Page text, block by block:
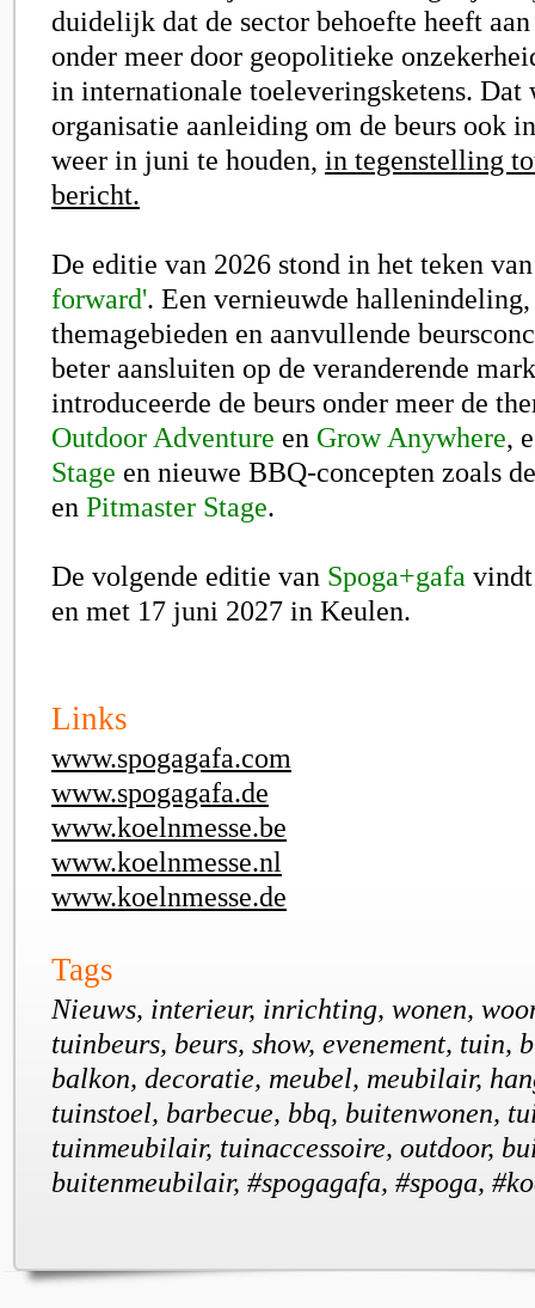
duidelijk dat de sector behoefte heeft
onder meer door geopolitieke
in internationale toeleveringsketens. Dat
organisatie aanleiding om de beurs ook
weer in juni te houden, in tegenstelling
bericht.
De editie van 2026 stond in het teken
forward'. Een vernieuwde
themagebieden en aanvullende
beter aansluiten op de veranderende
introduceerde de beurs onder meer de
Outdoor Adventure en Grow Anywhere,
Stage en nieuwe BBQ-concepten zoals
en Pitmaster Stage.
De volgende editie van Spoga+gafa
en met 17 juni 2027 in Keulen.
Links
www.spogagafa.com
www.spogagafa.de
www.koelnmesse.be
www.koelnmesse.nl
www.koelnmesse.de
Tags
Nieuws, interieur, inrichting, wonen,
tuinbeurs, beurs, show, evenement, tuin,
balkon, decoratie, meubel, meubilair,
tuinstoel, barbecue, bbq, buitenwonen,
tuinmeubilair, tuinaccessoire, outdoor,
buitenmeubilair, #spogagafa, #spoga,